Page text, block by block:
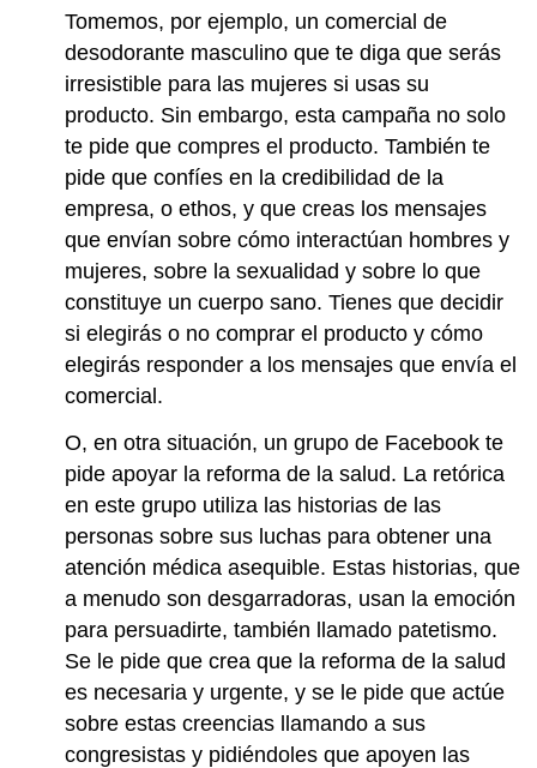
Tomemos, por ejemplo, un comercial de
desodorante masculino que te diga que serás
irresistible para las mujeres si usas su
producto. Sin embargo, esta campaña no solo
te pide que compres el producto. También te
pide que confíes en la credibilidad de la
empresa, o ethos, y que creas los mensajes
que envían sobre cómo interactúan hombres y
mujeres, sobre la sexualidad y sobre lo que
constituye un cuerpo sano. Tienes que decidir
si elegirás o no comprar el producto y cómo
elegirás responder a los mensajes que envía el
comercial.
O, en otra situación, un grupo de Facebook te
pide apoyar la reforma de la salud. La retórica
en este grupo utiliza las historias de las
personas sobre sus luchas para obtener una
atención médica asequible. Estas historias, que
a menudo son desgarradoras, usan la emoción
para persuadirte, también llamado patetismo.
Se le pide que crea que la reforma de la salud
es necesaria y urgente, y se le pide que actúe
sobre estas creencias llamando a sus
congresistas y pidiéndoles que apoyen las